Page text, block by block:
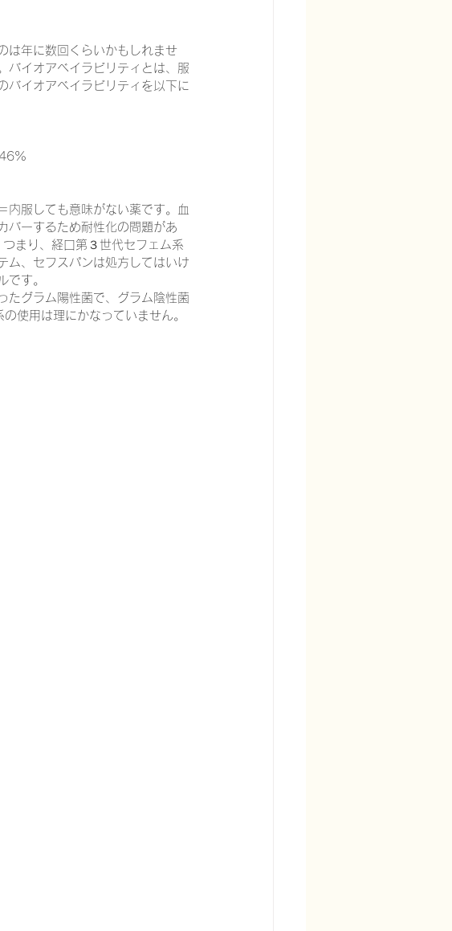
炎を科学する
科学する
療を科学する
は年に数回くらいかもしれませ
バイオアベイラビリティとは、服
バイオアベイラビリティを以下に
内服しても意味がない薬です。血
バーするため耐性化の問題があ
まり、経口第３世代セフェム系
ム、セフスパンは処方してはいけ
です。
たグラム陽性菌で、グラム陰性菌
使用は理にかなっていません。